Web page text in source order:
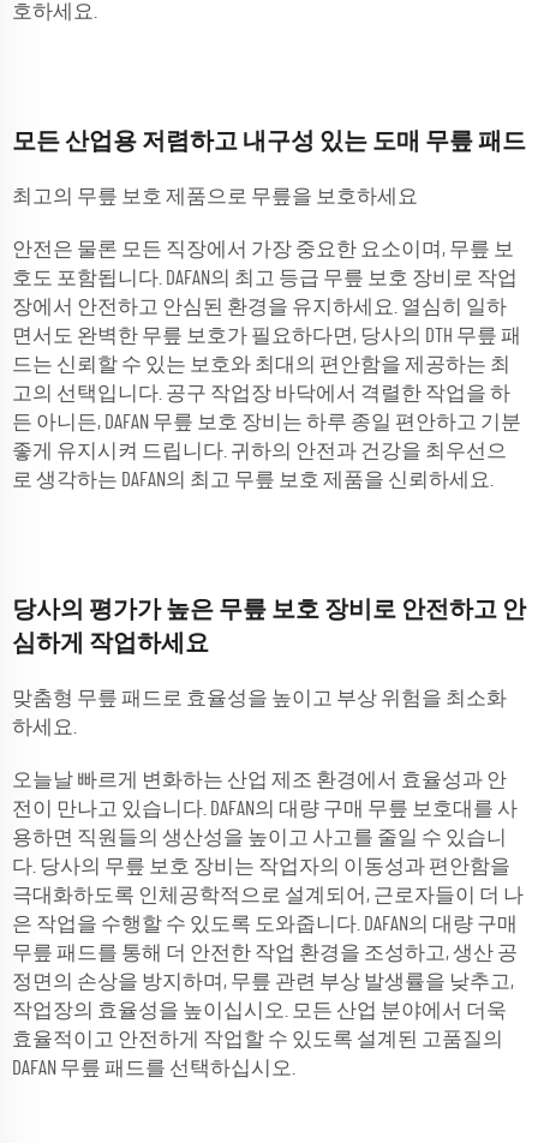
호하세요.
모든 산업용 저렴하고 내구성 있는 도매 무릎 패드
최고의 무릎 보호 제품으로 무릎을 보호하세요
안전은 물론 모든 직장에서 가장 중요한 요소이며, 무릎 보
호도 포함됩니다. DAFAN의 최고 등급 무릎 보호 장비로 작업
장에서 안전하고 안심된 환경을 유지하세요. 열심히 일하
면서도 완벽한 무릎 보호가 필요하다면, 당사의 DTH 무릎 패
드는 신뢰할 수 있는 보호와 최대의 편안함을 제공하는 최
고의 선택입니다. 공구 작업장 바닥에서 격렬한 작업을 하
든 아니든, DAFAN 무릎 보호 장비는 하루 종일 편안하고 기분
좋게 유지시켜 드립니다. 귀하의 안전과 건강을 최우선으
로 생각하는 DAFAN의 최고 무릎 보호 제품을 신뢰하세요.
당사의 평가가 높은 무릎 보호 장비로 안전하고 안
심하게 작업하세요
맞춤형 무릎 패드로 효율성을 높이고 부상 위험을 최소화
하세요.
오늘날 빠르게 변화하는 산업 제조 환경에서 효율성과 안
전이 만나고 있습니다. DAFAN의 대량 구매 무릎 보호대를 사
용하면 직원들의 생산성을 높이고 사고를 줄일 수 있습니
다. 당사의 무릎 보호 장비는 작업자의 이동성과 편안함을
극대화하도록 인체공학적으로 설계되어, 근로자들이 더 나
은 작업을 수행할 수 있도록 도와줍니다. DAFAN의 대량 구매
무릎 패드를 통해 더 안전한 작업 환경을 조성하고, 생산 공
정면의 손상을 방지하며, 무릎 관련 부상 발생률을 낮추고,
작업장의 효율성을 높이십시오. 모든 산업 분야에서 더욱
효율적이고 안전하게 작업할 수 있도록 설계된 고품질의
DAFAN 무릎 패드를 선택하십시오.